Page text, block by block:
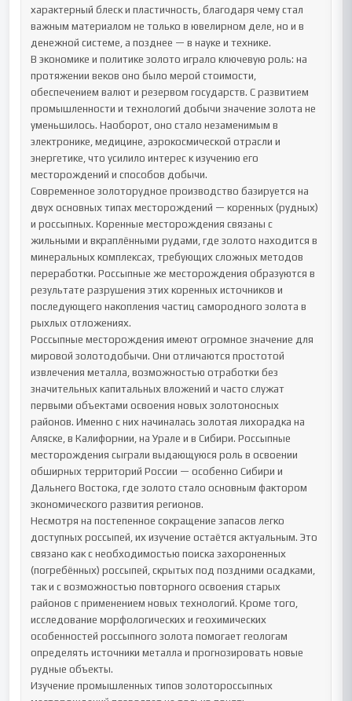
характерный блеск и пластичность, благодаря чему стал
важным материалом не только в ювелирном деле, но и в
денежной системе, а позднее — в науке и технике.
В экономике и политике золото играло ключевую роль: на
протяжении веков оно было мерой стоимости,
обеспечением валют и резервом государств. С развитием
промышленности и технологий добычи значение золота не
уменьшилось. Наоборот, оно стало незаменимым в
электронике, медицине, аэрокосмической отрасли и
энергетике, что усилило интерес к изучению его
месторождений и способов добычи.
Современное золоторудное производство базируется на
двух основных типах месторождений — коренных (рудных)
и россыпных. Коренные месторождения связаны с
жильными и вкраплёнными рудами, где золото находится в
минеральных комплексах, требующих сложных методов
переработки. Россыпные же месторождения образуются в
результате разрушения этих коренных источников и
последующего накопления частиц самородного золота в
рыхлых отложениях.
Россыпные месторождения имеют огромное значение для
мировой золотодобычи. Они отличаются простотой
извлечения металла, возможностью отработки без
значительных капитальных вложений и часто служат
первыми объектами освоения новых золотоносных
районов. Именно с них начиналась золотая лихорадка на
Аляске, в Калифорнии, на Урале и в Сибири. Россыпные
месторождения сыграли выдающуюся роль в освоении
обширных территорий России — особенно Сибири и
Дальнего Востока, где золото стало основным фактором
экономического развития регионов.
Несмотря на постепенное сокращение запасов легко
доступных россыпей, их изучение остаётся актуальным. Это
связано как с необходимостью поиска захороненных
(погребённых) россыпей, скрытых под поздними осадками,
так и с возможностью повторного освоения старых
районов с применением новых технологий. Кроме того,
исследование морфологических и геохимических
особенностей россыпного золота помогает геологам
определять источники металла и прогнозировать новые
рудные объекты.
Изучение промышленных типов золотороссыпных